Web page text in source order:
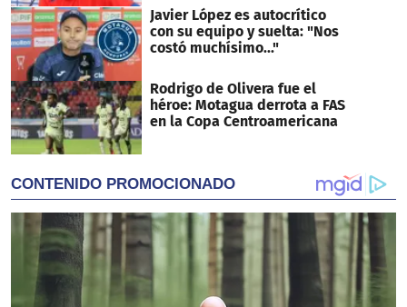
Javier López es autocrítico
con su equipo y suelta: "Nos
costó muchísimo..."
Rodrigo de Olivera fue el
héroe: Motagua derrota a FAS
en la Copa Centroamericana